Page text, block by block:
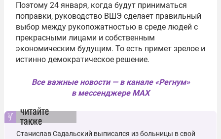
Поэтому 24 января, когда будут приниматься
поправки, руководство ВШЭ сделает правильный
выбор между рукопожатностью в среде людей с
прекрасными лицами и собственным
экономическим будущим. То есть примет зрелое и
истинно демократическое решение.
Все важные новости — в канале «Регнум»
в мессенджере MAX
читайте
также
Станислав Садальский выписался из больницы в свой